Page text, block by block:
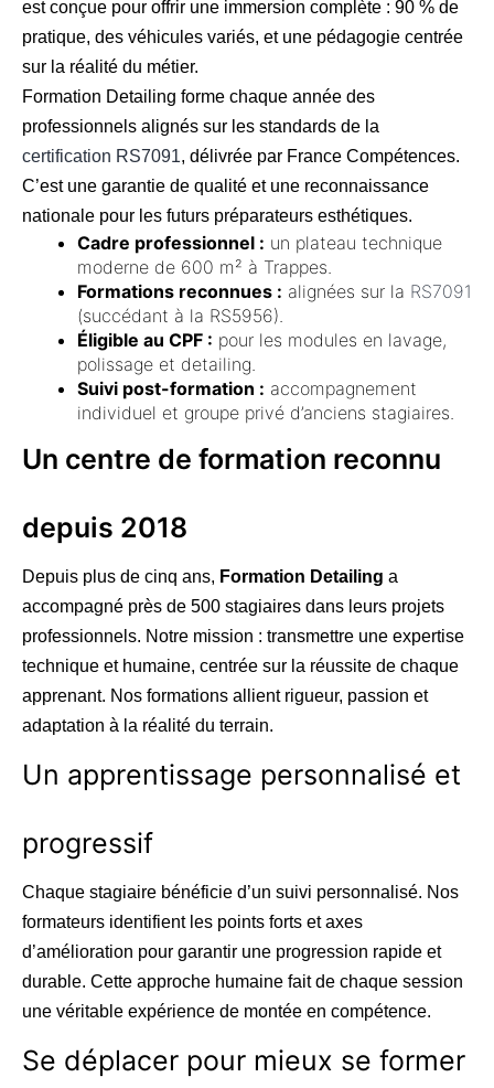
est conçue pour offrir une immersion complète : 90 % de
pratique, des véhicules variés, et une pédagogie centrée
sur la réalité du métier.
Formation Detailing forme chaque année des
professionnels alignés sur les standards de la
certification RS7091, délivrée par France Compétences.
C’est une garantie de qualité et une reconnaissance
nationale pour les futurs préparateurs esthétiques.
Cadre professionnel : un plateau technique
moderne de 600 m² à Trappes.
Formations reconnues : alignées sur la RS7091
(succédant à la RS5956).
Éligible au CPF : pour les modules en lavage,
polissage et detailing.
Suivi post-formation : accompagnement
individuel et groupe privé d’anciens stagiaires.
Un centre de formation reconnu
depuis 2018
Depuis plus de cinq ans, Formation Detailing a
accompagné près de 500 stagiaires dans leurs projets
professionnels. Notre mission : transmettre une expertise
technique et humaine, centrée sur la réussite de chaque
apprenant. Nos formations allient rigueur, passion et
adaptation à la réalité du terrain.
Un apprentissage personnalisé et
progressif
Chaque stagiaire bénéficie d’un suivi personnalisé. Nos
formateurs identifient les points forts et axes
d’amélioration pour garantir une progression rapide et
durable. Cette approche humaine fait de chaque session
une véritable expérience de montée en compétence.
Se déplacer pour mieux se former